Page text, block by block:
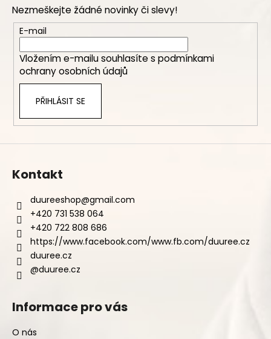
Nezmeškejte žádné novinky či slevy!
E-mail
Vložením e-mailu souhlasíte s podmínkami
ochrany osobních údajů
PŘIHLÁSIT SE
Kontakt
duureeshop@gmail.com
+420 731 538 064
+420 722 808 686
https://www.facebook.com/www.fb.com/duuree.cz
duuree.cz
@duuree.cz
Informace pro vás
O nás